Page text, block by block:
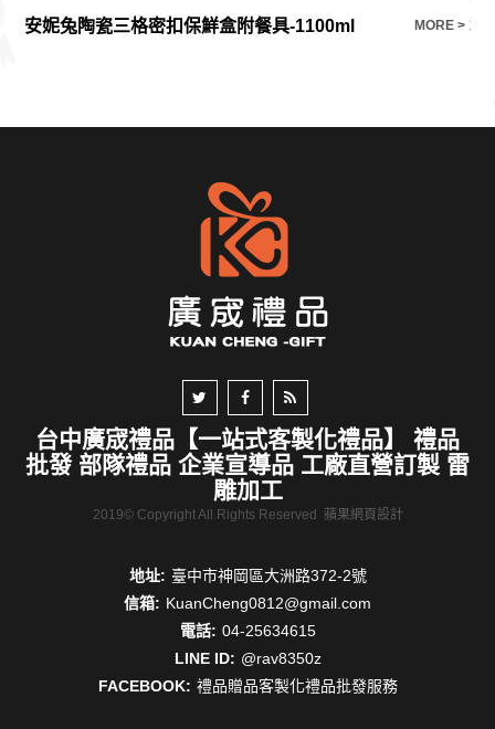
安妮兔陶瓷三格密扣保鮮盒附餐具-1100ml MORE >
台中廣宬禮品【一站式客製化禮品】 禮品
批發 部隊禮品 企業宣導品 工廠直營訂製 雷
雕加工
2019© Copyright All Rights Reserved 蘋果網頁設計
地址: 臺中市神岡區大洲路372-2號
信箱: KuanCheng0812@gmail.com
電話: 04-25634615
LINE ID: @rav8350z
FACEBOOK: 禮品贈品客製化禮品批發服務